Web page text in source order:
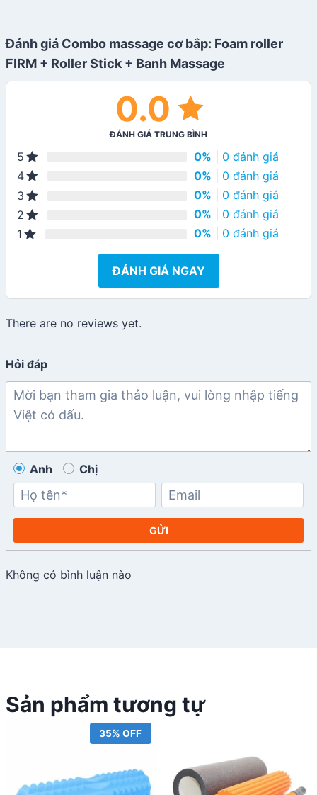
Đánh giá Combo massage cơ bắp: Foam roller
FIRM + Roller Stick + Banh Massage
0.0
ĐÁNH GIÁ TRUNG BÌNH
5 0% | 0 đánh giá
4
0% | 0 đánh giá
3
0% | 0 đánh giá
2
0% | 0 đánh giá
1
0% | 0 đánh giá
ĐÁNH GIÁ NGAY
There are no reviews yet.
Hỏi đáp
Anh Chị
GỬI
Không có bình luận nào
Sản phẩm tương tự
35% OFF